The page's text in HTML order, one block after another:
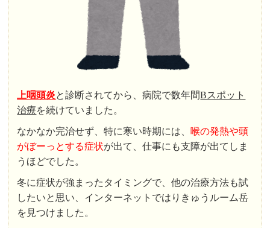
上咽頭炎と診断されてから、病院で数年間Bスポット
治療を続けていました。
なかなか完治せず、特に寒い時期には、 喉の発熱や頭
がぼーっとする症状が出て、仕事にも支障が出てしま
うほどでした。
冬に症状が強まったタイミングで、他の治療方法も試
したいと思い、インターネットではりきゅうルーム岳
を見つけました。